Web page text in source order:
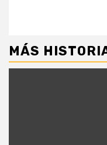
MÁS